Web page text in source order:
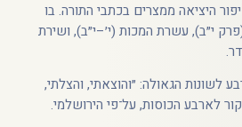
היציאה ממצרים בכתבי התורה. בו
י״ב), עשרת המכות (י׳–י״ב), ושירת
לשונות הגאולה: ״והוצאתי, והצלתי,
לארבע הכוסות, על־פי הירושלמי.